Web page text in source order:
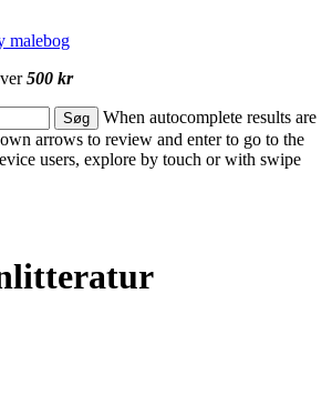
malebog
500 kr
When autocomplete results are
arrows to review and enter to go to the
users, explore by touch or with swipe